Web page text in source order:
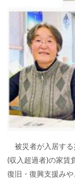
被災者が入居する
(収入超過者)の家賃
復旧・復興支援み